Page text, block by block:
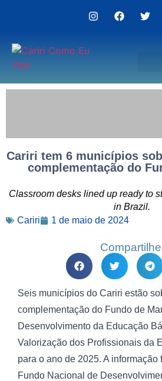
Cariri tem 6 municípios
complementação do
Classroom desks lined up ready to
in Brazil.
Cariri
1 de maio de 2024
Seis municípios do Cariri estão
complementação do Fundo de
Desenvolvimento da Educação
Valorização dos Profissionais da
para o ano de 2025. A
Fundo Nacional de